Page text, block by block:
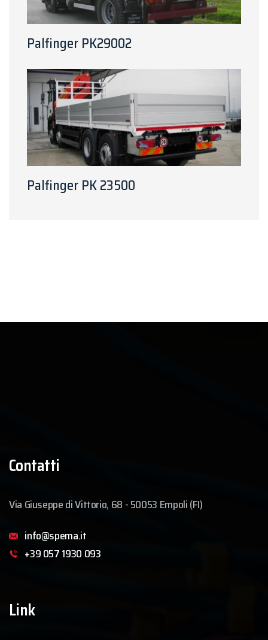
Palfinger PK29002
Palfinger PK 23500
Contatti
Via Giuseppe di Vittorio, 68 - 50053 Empoli (FI)
info@spema.it
+39 057 1930 093
Link